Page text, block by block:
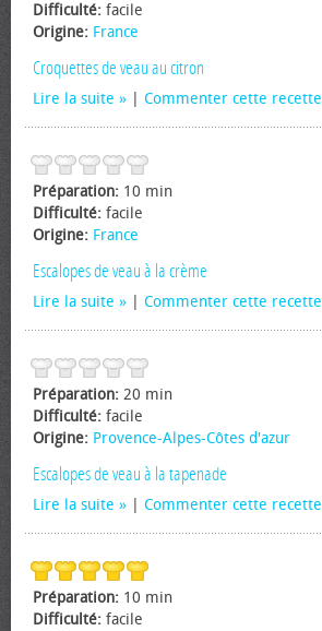
Difficulté: facile
Origine: France
Croquettes de veau au citron
Lire la suite Commenter cette recette
Préparation: 10 min
Difficulté: facile
Origine: France
Escalopes de veau à la crème
Lire la suite Commenter cette recette
Préparation: 20 min
Difficulté: facile
Origine: Provence-Alpes-Côtes d'azur
Escalopes de veau à la tapenade
Lire la suite Commenter cette recette
Préparation: 10 min
Difficulté: facile